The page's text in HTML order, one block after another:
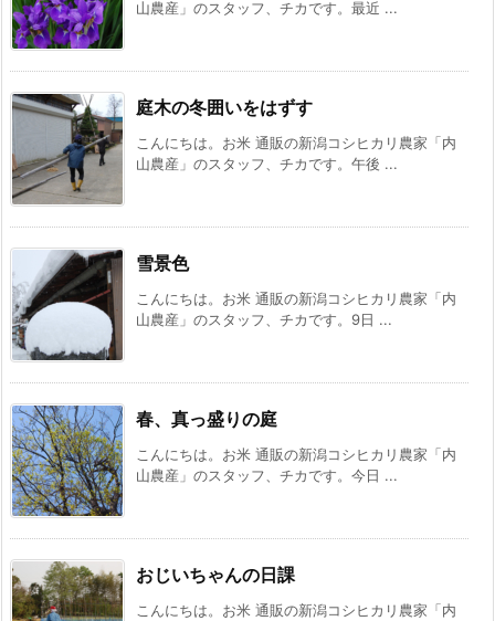
山農産」のスタッフ、チカです。最近 ...
庭木の冬囲いをはずす
こんにちは。お米 通販の新潟コシヒカリ農家「内
山農産」のスタッフ、チカです。午後 ...
雪景色
こんにちは。お米 通販の新潟コシヒカリ農家「内
山農産」のスタッフ、チカです。9日 ...
春、真っ盛りの庭
こんにちは。お米 通販の新潟コシヒカリ農家「内
山農産」のスタッフ、チカです。今日 ...
おじいちゃんの日課
こんにちは。お米 通販の新潟コシヒカリ農家「内